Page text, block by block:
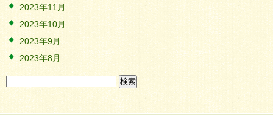
2023年11月
2023年10月
2023年9月
2023年8月
索: